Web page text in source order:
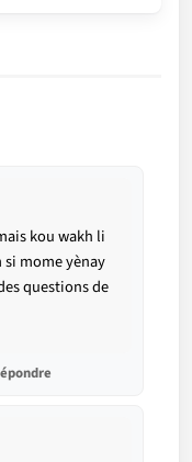
kou wakh li
mome yènay
questions de